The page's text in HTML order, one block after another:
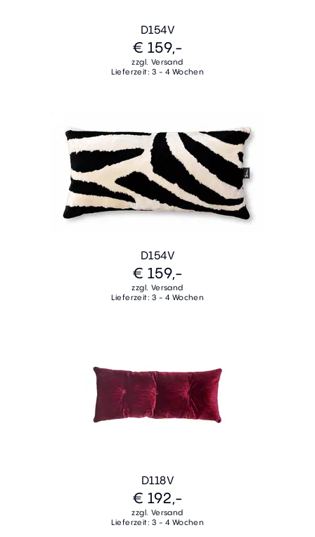
D154V
€ 159,-
zzgl. Versand
Lieferzeit: 3 - 4 Wochen
D154V
€ 159,-
zzgl. Versand
Lieferzeit: 3 - 4 Wochen
D118V
€ 192,-
zzgl. Versand
Lieferzeit: 3 - 4 Wochen